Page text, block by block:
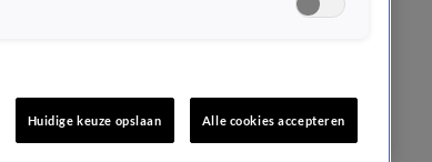
Huidige keuze opslaan Alle cookies accepteren